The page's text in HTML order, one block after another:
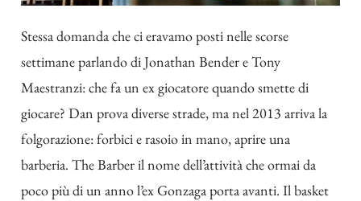
Stessa domanda che ci eravamo posti nelle scorse
settimane parlando di Jonathan Bender e Tony
Maestranzi: che fa un ex giocatore quando smette di
giocare? Dan prova diverse strade, ma nel 2013 arriva la
folgorazione: forbici e rasoio in mano, aprire una
barberia. The Barber il nome dell’attività che ormai da
poco più di un anno l’ex Gonzaga porta avanti. Il basket